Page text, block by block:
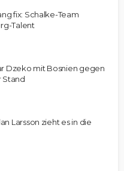
fix: Schalke-Team
Talent
Dzeko mit Bosnien gegen
Stand
Larsson zieht es in die